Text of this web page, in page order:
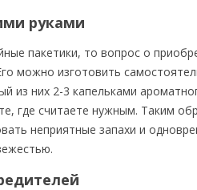
руками
пакетики, то вопрос о
можно изготовить
из них 2-3 капельками
где считаете нужным. Таким
неприятные запахи и